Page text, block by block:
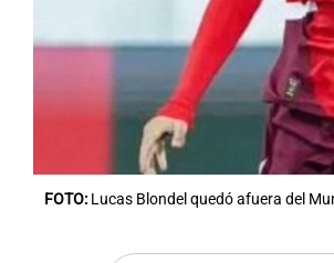
FOTO: Lucas Blondel quedó afuera del